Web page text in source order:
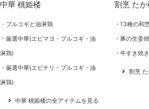
中華 桃姫楼
プルコギと油淋鶏
厳選中華(エビマヨ・プルコギ・油
淋鶏)
厳選中華(エビチリ・プルコギ・油
淋鶏)
中華 桃姫楼の全アイテムを見る
割烹 たか
13種の和
豚の生姜
牛すき焼
割烹